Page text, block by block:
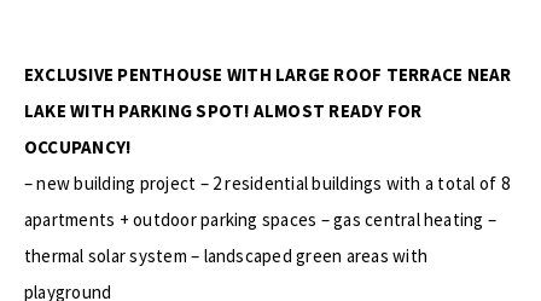
EXCLUSIVE PENTHOUSE WITH LARGE ROOF TERRACE NEAR
LAKE WITH PARKING SPOT! ALMOST READY FOR
OCCUPANCY!
– new building project – 2 residential buildings with a total of 8
apartments + outdoor parking spaces – gas central heating –
thermal solar system – landscaped green areas with
playground